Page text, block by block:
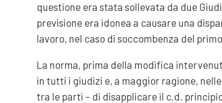
questione era stata sollevata da due
previsione era idonea a causare una
lavoro, nel caso di soccombenza del
La norma, prima della modifica
in tutti i giudizi e, a maggior ragione,
tra le parti – di disapplicare il c.d.